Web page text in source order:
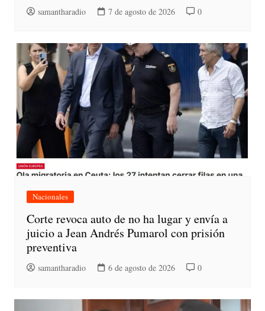
samantharadio 7 de agosto de 2026 0
Nacionales
Corte revoca auto de no ha lugar y envía a
juicio a Jean Andrés Pumarol con prisión
preventiva
samantharadio 6 de agosto de 2026 0